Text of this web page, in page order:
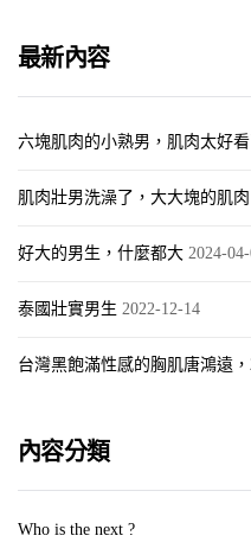
最新內容
六塊肌肉的小熟男，肌肉太好
肌肉壯男洗澡了，大大塊的肌肉
好大的男生，什麼都大 2024-
泰國壯實男生 2022-12-14
台灣黑飽滿性感的胸肌唐鴻遠
內容分類
Who is the next ?